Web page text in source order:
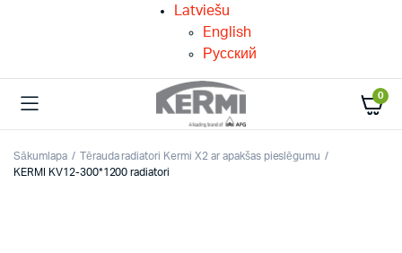
Latviešu
English
Русский
0
Sākumlapa
Tērauda radiatori Kermi X2 ar apakšas pieslēgumu
KERMI KV12-300*1200 radiatori